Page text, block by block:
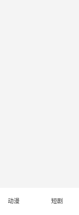
动漫 短剧